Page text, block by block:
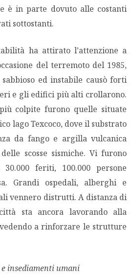
è in parte dovuto alle costanti
sottostanti.
ha attirato l’attenzione a
del terremoto del 1985,
ed instabile causò forti
e gli edifici più alti crollarono.
colpite furono quelle situate
lago Texcoco, dove il substrato
da fango e argilla vulcanica
scosse sismiche. Vi furono
feriti, 100.000 persone
Grandi ospedali, alberghi e
vennero distrutti. A distanza di
sta ancora lavorando alla
a rinforzare le strutture
insediamenti umani